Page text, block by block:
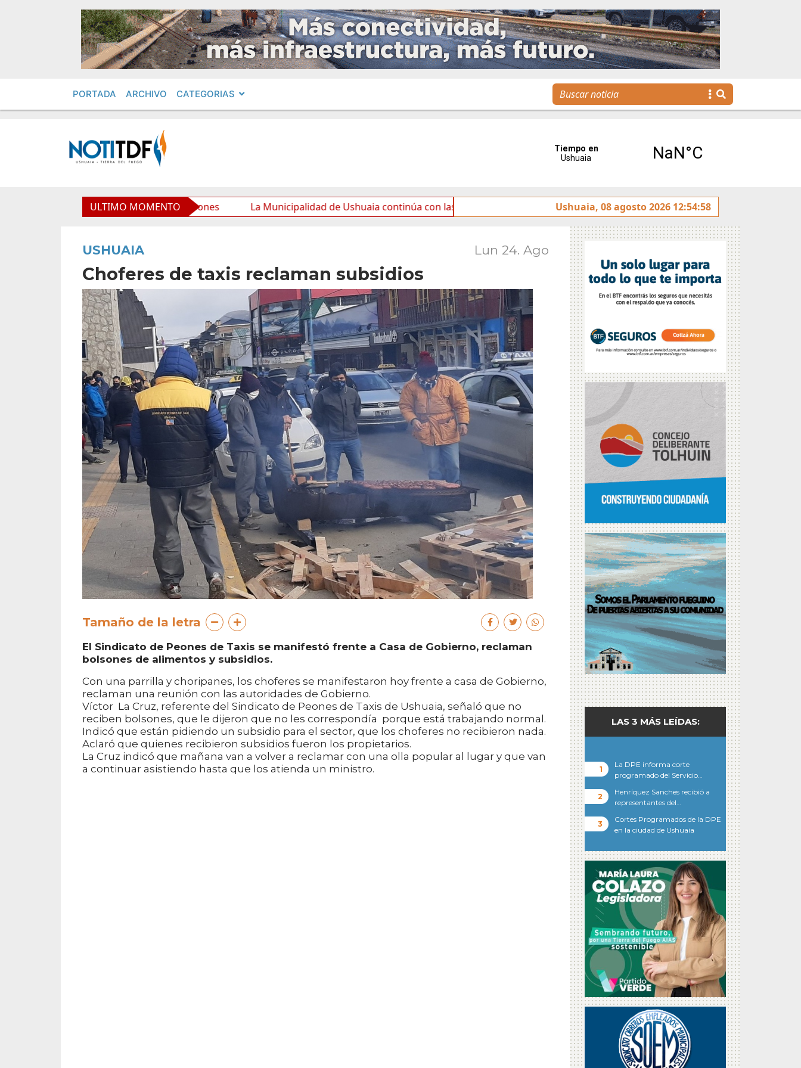
PORTADA ARCHIVO CATEGORIAS
ULTIMO MOMENTO
y mejora sus prestaciones La Municipalidad de Ushuaia continúa con las tareas de mantenimiento y rotulado sobre la avenida Héroes de Malvinas
Ushuaia, 08 agosto 2026 12:54:58
USHUAIA Lun 24. Ago
Choferes de taxis reclaman subsidios
Tamaño de la letra
El Sindicato de Peones de Taxis se manifestó frente a Casa de Gobierno, reclaman
bolsones de alimentos y subsidios.
Con una parrilla y choripanes, los choferes se manifestaron hoy frente a casa de Gobierno,
reclaman una reunión con las autoridades de Gobierno.
Víctor La Cruz, referente del Sindicato de Peones de Taxis de Ushuaia, señaló que no
reciben bolsones, que le dijeron que no les correspondía porque está trabajando normal.
Indicó que están pidiendo un subsidio para el sector, que los choferes no recibieron nada.
Aclaró que quienes recibieron subsidios fueron los propietarios.
La Cruz indicó que mañana van a volver a reclamar con una olla popular al lugar y que van
a continuar asistiendo hasta que los atienda un ministro.
LAS 3 MÁS LEÍDAS:
La DPE informa corte
programado del Servicio…
Henríquez Sanches recibió a
representantes del…
Cortes Programados de la DPE
en la ciudad de Ushuaia